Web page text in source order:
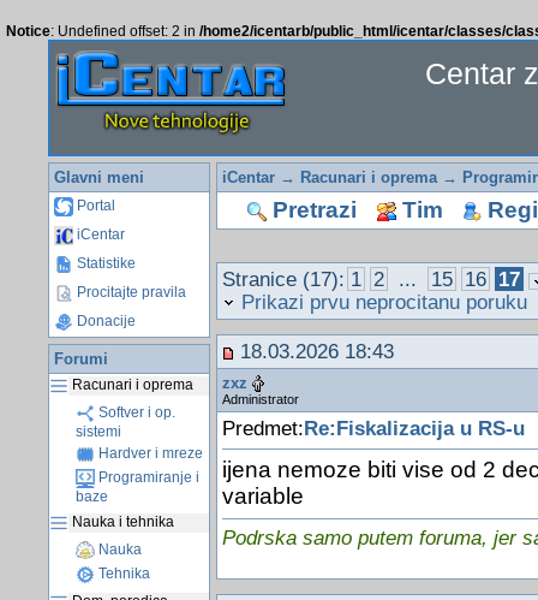
Notice: Undefined offset: 2 in /home2/icentarb/public_html/icentar/classes/
Centar
Glavni meni
Portal
iCentar
Statistike
Procitajte pravila
Donacije
Forumi
Racunari i oprema
Softver i op.
sistemi
Hardver i mreze
Programiranje i
baze
Nauka i tehnika
Nauka
Tehnika
iCentar→ Racunari i oprema→
Pretrazi Tim
Stranice (17): 1 2 ... 15 16
17
Prikazi prvu neprocitanu poruku
18.03.2026 18:43
zxz
Administrator
Predmet: Re:Fiskalizacija u RS-u
ijena nemoze biti vise od 2
variable
Podrska samo putem foruma, jer